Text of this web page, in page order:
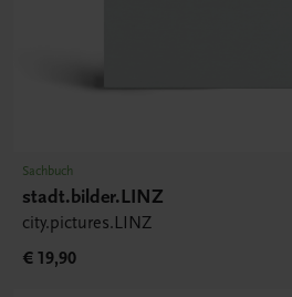
Sachbuch
stadt.bilder.LINZ
city.pictures.LINZ
€ 19,90